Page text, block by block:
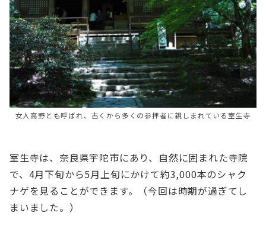
女人高野とも呼ばれ、古くから多くの参拝者に親しまれている室生寺
室生寺は、奈良県宇陀市にあり、自然に囲まれた寺院
で、4月下旬から5月上旬にかけて約3,000本のシャク
ナゲを見ることができます。（今回は時期が過ぎてし
まいました。）